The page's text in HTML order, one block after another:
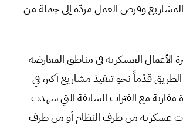
المشاريع وفرص العمل مردّه إلى جملة من
الأعمال العسكرية في مناطق المعارضة
قدُماً نحو تنفيذ مشاريع أكثر، في
مع الفترات السابقة التي شهدت
عسكرية من طرف النظام أو من طرف